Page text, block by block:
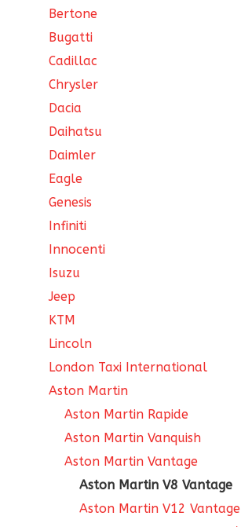
Bertone
Bugatti
Cadillac
Chrysler
Dacia
Daihatsu
Daimler
Eagle
Genesis
Infiniti
Innocenti
Isuzu
Jeep
KTM
Lincoln
London Taxi International
Aston Martin
Aston Martin Rapide
Aston Martin Vanquish
Aston Martin Vantage
Aston Martin V8 Vantage
Aston Martin V12 Vantage